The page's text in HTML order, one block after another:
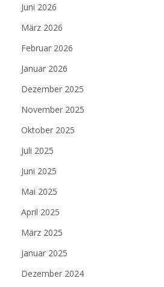
Juni 2026
März 2026
Februar 2026
Januar 2026
Dezember 2025
November 2025
Oktober 2025
Juli 2025
Juni 2025
Mai 2025
April 2025
März 2025
Januar 2025
Dezember 2024